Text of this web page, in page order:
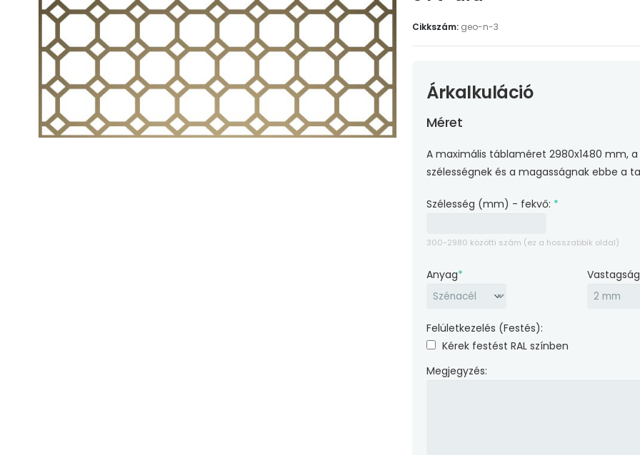
Cikkszám: geo-n-3
Árkalkuláció
Méret
A maximális táblaméret 2980x1480 mm,
szélességnek és a magasságnak ebbe a
Szélesség (mm) - fekvő: *
300-2980 közötti szám (ez a hosszabbik oldal)
Anyag* Vastagság
Felületkezelés (Festés):
Kérek festést RAL színben
Megjegyzés: